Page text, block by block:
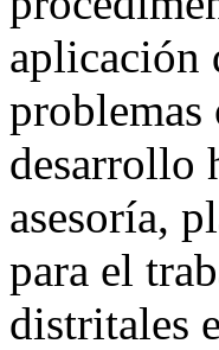
aplicación
problemas
desarrollo
asesoría,
para el
distritales